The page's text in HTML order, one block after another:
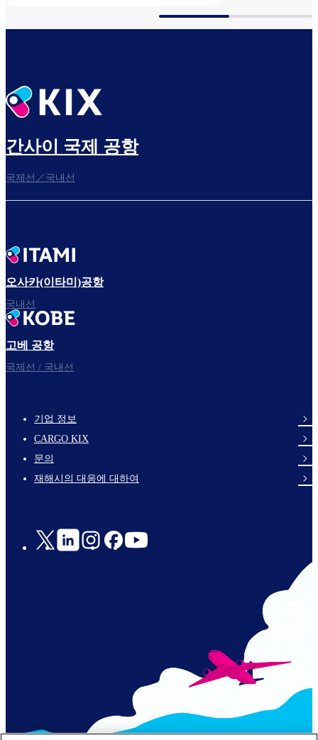
간사이 국제 공항
국제선／국내선
오사카(이타미)공항
국내선
고베 공항
국제선 / 국내선
footer-
links-
en-
기업 정보
CARGO KIX
문의
재해시의 대응에 대하여
Social